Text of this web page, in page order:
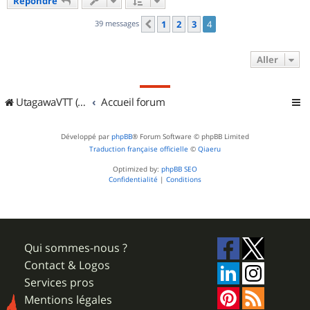
39 messages Précédent
1 2 3 4
Aller
UtagawaVTT (Randos VTT et VTTAE avec traces GPS) Accueil forum
Développé par phpBB® Forum Software © phpBB Limited
Traduction française officielle © Qiaeru
Optimized by: phpBB SEO
Confidentialité | Conditions
Qui sommes-nous ?
Contact & Logos
Services pros
Mentions légales